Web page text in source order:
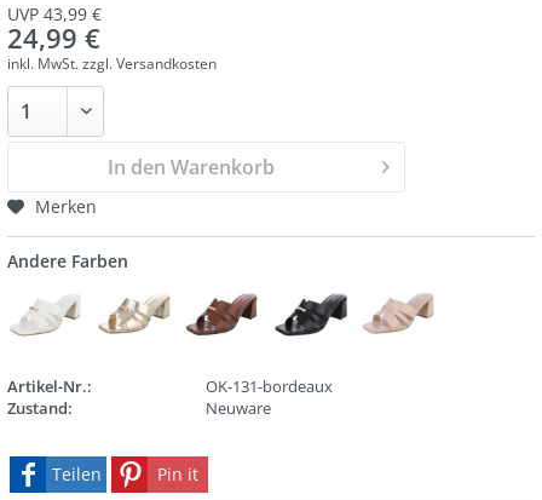
UVP 43,99 €
24,99 €
inkl. MwSt.zzgl. Versandkosten
In den Warenkorb
Merken
Andere Farben
Artikel-Nr.:
OK-131-bordeaux
Zustand:
Neuware
Teilen Pin it